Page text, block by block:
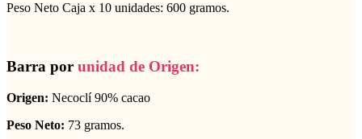
Peso Neto Caja x 10 unidades: 600 gramos.
Barra por unidad de Origen:
Origen: Necoclí 90% cacao
Peso Neto: 73 gramos.